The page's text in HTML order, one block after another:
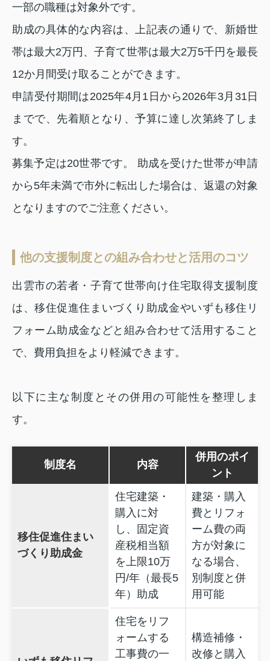
一部の職種は対象外です。
助成の具体的な内容は、上記表の通りで、新婚世
帯は最大2万円、子育て世帯は最大2万5千円を最長
12か月間受け取ることができます。
申請受付期間は2025年4月1日から2026年3月31日
までで、先着順となり、予算に達し次第終了しま
す。
募集予定は20世帯です。 助成を受けた世帯が申請
から5年未満で市外に転出した場合は、返還の対象
となりますのでご注意ください。
他の支援制度との組み合わせと活用のコツ
出雲市の若者・子育て世帯向け住宅取得支援制度
は、移住促進住まいづくり助成金やいずも移住リ
フォーム助成金などと組み合わせて活用すること
で、費用負担をより軽減できます。
以下に主な制度とその併用の可能性を整理しま
す。
制度名 内容
併用のポイ
ント
移住促進住まい
づくり助成金
住宅建築・
購入に対
し、固定資
産税相当額
を上限10万
円/年（最長5
年）助成
建築・購入
費とリフォ
ーム費の両
方が対象に
なる場合、
別制度と併
用可能
住宅をリフ
ォームする
工事費の一
構造補修・
改修と購入